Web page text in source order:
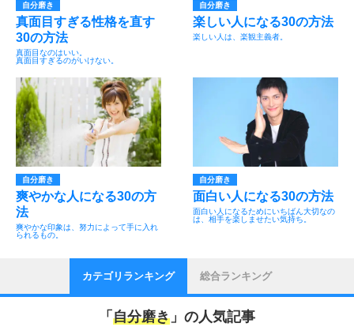
自分磨き
真面目すぎる性格を直す
30の方法
真面目なのはいい。
真面目すぎるのがいけない。
自分磨き
楽しい人になる30の方法
楽しい人は、楽観主義者。
自分磨き
爽やかな人になる30の方
法
爽やかな印象は、努力によって手に入れ
られるもの。
自分磨き
面白い人になる30の方法
面白い人になるためにいちばん大切なの
は、相手を楽しませたい気持ち。
カテゴリランキング 総合ランキング
「 自分磨き 」の人気記事